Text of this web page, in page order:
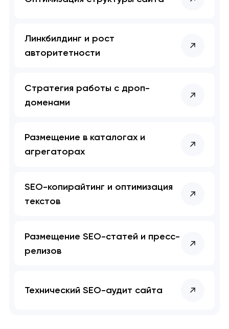
Линкбилдинг и рост
авторитетности
Стратегия работы с дроп-
доменами
Размещение в каталогах и
агрегаторах
SEO-копирайтинг и оптимизация
текстов
Размещение SEO-статей и пресс-
релизов
Технический SEO-аудит сайта